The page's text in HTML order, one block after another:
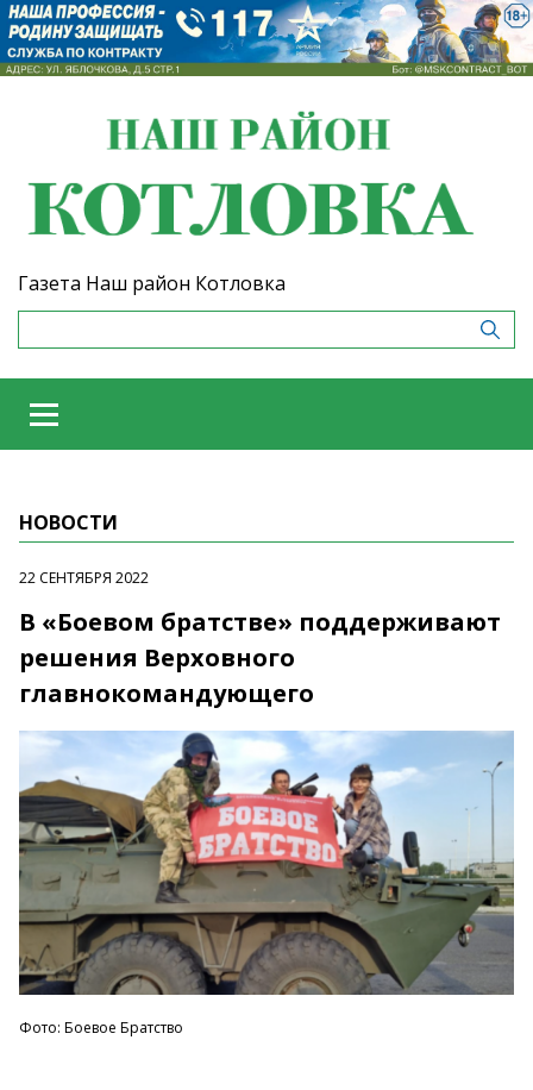
Газета Наш район Котловка
НОВОСТИ
22 СЕНТЯБРЯ 2022
В «Боевом братстве» поддерживают
решения Верховного
главнокомандующего
Фото: Боевое Братство